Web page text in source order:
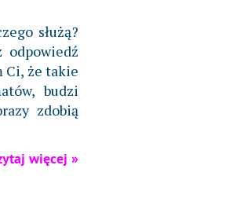
służą?
Ci, że takie
budzi
zdobią
więcej »